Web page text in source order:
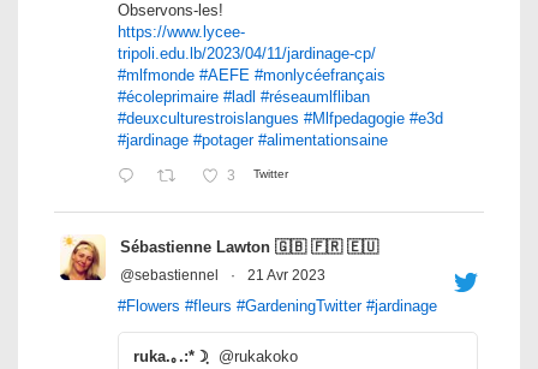
Observons-les!
https://www.lycee-
tripoli.edu.lb/2023/04/11/jardinage-cp/
#mlfmonde #AEFE #monlycéefrançais
#écoleprimaire #ladl #réseaumlfliban
#deuxculturestroislangues #Mlfpedagogie #e3d
#jardinage #potager #alimentationsaine
3 Twitter
Sébastienne Lawton 🇬🇧 🇫🇷 🇪🇺
@sebastiennel · 21 Avr 2023
#Flowers #fleurs #GardeningTwitter #jardinage
ruka.｡.:*☽ฺ @rukakoko